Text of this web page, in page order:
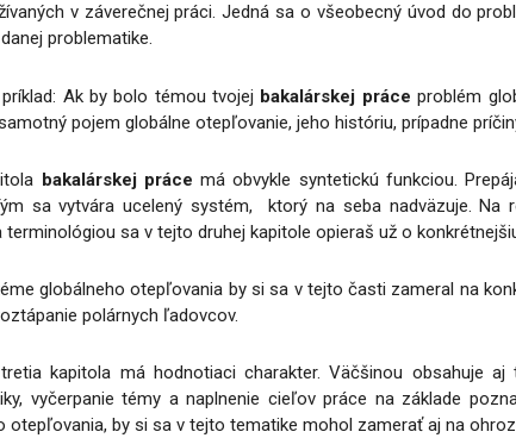
v záverečnej práci. Jedná sa o všeobecný úvod do
problematike.
príklad: Ak by bolo témou tvojej bakalárskej práce problém
pojem globálne otepľovanie, jeho históriu, prípadne
bakalárskej práce má obvykle syntetickú funkciou.
sa vytvára ucelený systém, ktorý na seba nadväzuje.
terminológiou sa v tejto druhej kapitole opieraš už o
globálneho otepľovania by si sa v tejto časti zameral na
polárnych ľadovcov.
kapitola má hodnotiaci charakter. Väčšinou obsahuje
vyčerpanie témy a naplnenie cieľov práce na základe
otepľovania, by si sa v tejto tematike mohol zamerať aj na